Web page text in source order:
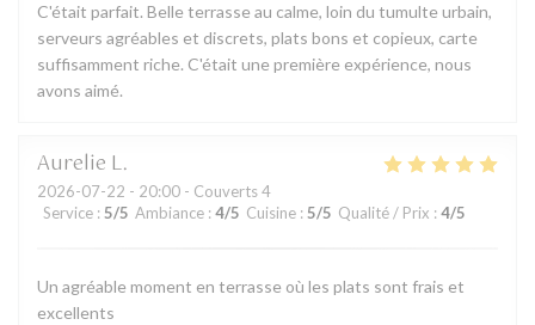
C'était parfait. Belle terrasse au calme, loin du tumulte urbain,
serveurs agréables et discrets, plats bons et copieux, carte
suffisamment riche. C'était une première expérience, nous
avons aimé.
Aurelie L
2026-07-22 - 20:00 - Couverts 4
Service : 5/5 Ambiance : 4/5 Cuisine : 5/5 Qualité / Prix : 4/5
Un agréable moment en terrasse où les plats sont frais et
excellents